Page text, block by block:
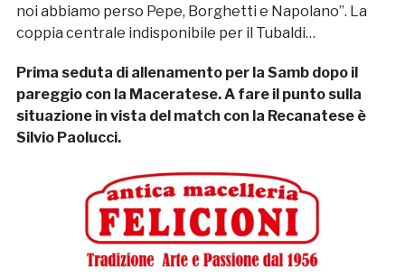
noi abbiamo perso Pepe, Borghetti e Napolano”. La
coppia centrale indisponibile per il Tubaldi…
Prima seduta di allenamento per la Samb dopo il
pareggio con la Maceratese. A fare il punto sulla
situazione in vista del match con la Recanatese è
Silvio Paolucci.